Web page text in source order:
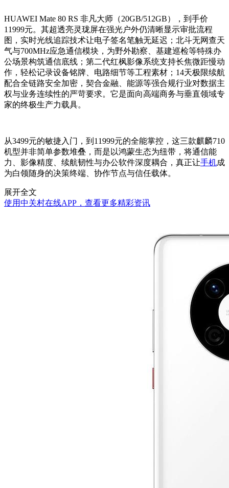
HUAWEI Mate 80 RS 非凡大师（20GB/512GB），到手价
11999元。其超透亮灵珑屏在强光户外仍清晰显示审批流程
图，实时光线追踪技术让电子签名笔触无延迟；北斗无网查天
气与700MHz应急通信模块，为野外勘察、基建巡检等特殊办
公场景构筑通信底线；第二代红枫影像系统支持长焦微距慢动
作，轻松记录设备铭牌、电路细节等工程素材；14天极限续航
配合全链路安全加密，契合金融、能源等强合规行业对数据主
权与业务连续性的严苛要求。它是面向高端商务与垂直领域专
家的终极生产力载具。
从3499元的敏捷入门，到11999元的全能掌控，这三款麒麟710
机型并非简单参数堆叠，而是以鸿蒙生态为纽带，将通信能
力、影像精度、续航韧性与办公软件深度耦合，真正让手机成
为白领随身的决策终端、协作节点与信任载体。
展开全文
使用中关村在线APP，查看更多精彩资讯